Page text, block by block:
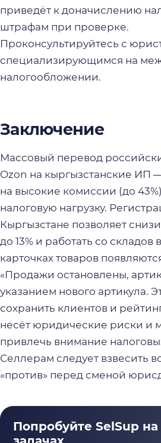
приведёт к доначислению
штрафам при проверке.
Проконсультируйтесь с
специализирующимся на
налогообложении.
Заключение
Массовый перевод
Ozon на кыргызстанские ИП
на высокие комиссии (до
налоговую нагрузку.
Кыргызстане позволяет
до 13% и работать со складов
карточках товаров
«Продажи остановлены,
указанием нового артикула.
сохранить клиентов и
несёт юридические риски и
привлечь внимание
Селлерам следует взвесить
«против» перед сменой